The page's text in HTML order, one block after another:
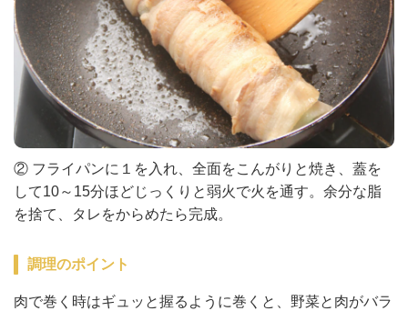
② フライパンに１を入れ、全面をこんがりと焼き、蓋を
して10～15分ほどじっくりと弱火で火を通す。余分な脂
を捨て、タレをからめたら完成。
調理のポイント
肉で巻く時はギュッと握るように巻くと、野菜と肉がバラ